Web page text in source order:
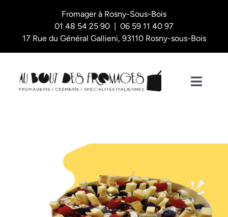
Fromager à Rosny-Sous-Bois
01 48 54 25 90 | 06 59 11 40 97
17 Rue du Général Gallieni, 93110 Rosny-sous-Bois
Qui sommes-nous ?